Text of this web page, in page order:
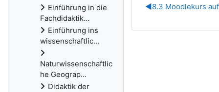
◀︎8.3 Moodlekurs
Einführung in die
Fachdidaktik...
Einführung ins
wissenschaftlic...
Naturwissenschaftlic
he Geograp...
Didaktik der